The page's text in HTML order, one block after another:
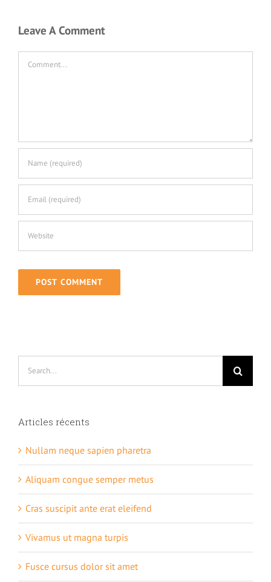
Leave A Comment
Articles récents
Nullam neque sapien pharetra
Aliquam congue semper metus
Cras suscipit ante erat eleifend
Vivamus ut magna turpis
Fusce cursus dolor sit amet